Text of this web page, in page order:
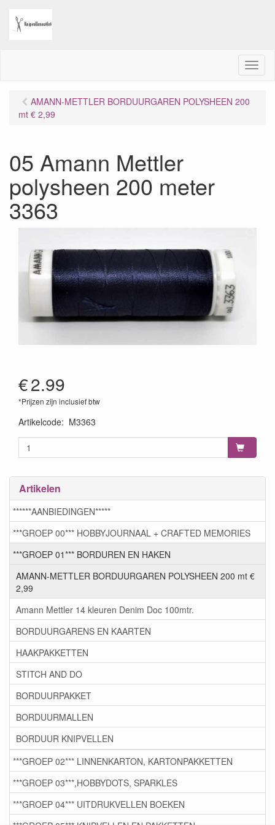
M
e
AMANN-METTLER BORDUURGAREN POLYSHEEN 200
mt € 2,99
05 Amann Mettler
polysheen 200 meter
3363
€2.99
*Prijzen zijn inclusief btw
Artikelcode: M3363
Artikelen
******AANBIEDINGEN*****
***GROEP 00*** HOBBYJOURNAAL + CRAFTED MEMORIES
***GROEP 01*** BORDUREN EN HAKEN
AMANN-METTLER BORDUURGAREN POLYSHEEN 200 mt €
2,99
Amann Mettler 14 kleuren Denim Doc 100mtr.
BORDUURGARENS EN KAARTEN
HAAKPAKKETTEN
STITCH AND DO
BORDUURPAKKET
BORDUURMALLEN
BORDUUR KNIPVELLEN
***GROEP 02*** LINNENKARTON, KARTONPAKKETTEN
***GROEP 03***,HOBBYDOTS, SPARKLES
***GROEP 04*** UITDRUKVELLEN BOEKEN